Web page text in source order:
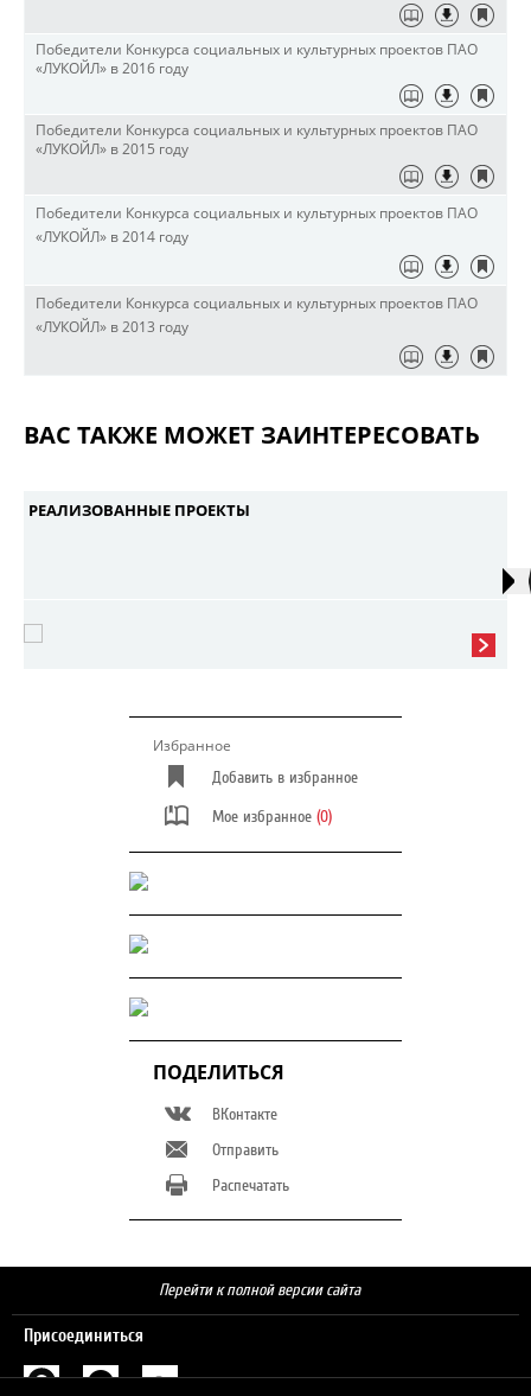
Победители Конкурса социальных и культурных проектов ПАО
«ЛУКОЙЛ» в 2016 году
Победители Конкурса социальных и культурных проектов ПАО
«ЛУКОЙЛ» в 2015 году
Победители Конкурса социальных и культурных проектов ПАО
«ЛУКОЙЛ» в 2014 году
Победители Конкурса социальных и культурных проектов ПАО
«ЛУКОЙЛ» в 2013 году
ВАС ТАКЖЕ МОЖЕТ ЗАИНТЕРЕСОВАТЬ
РЕАЛИЗОВАННЫЕ ПРОЕКТЫ
Избранное
Добавить в избранное
Мое избранное (0)
ПОДЕЛИТЬСЯ
ВКонтакте
Отправить
Распечатать
Перейти к полной версии сайта
Присоединиться